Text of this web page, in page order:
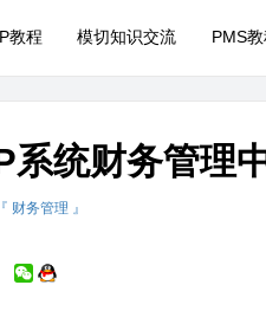
教程 模切知识交流 PMS
系统财务管理
『 财务管理 』